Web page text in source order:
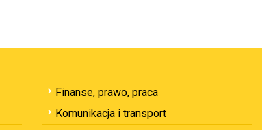
Finanse, prawo, praca
Komunikacja i transport